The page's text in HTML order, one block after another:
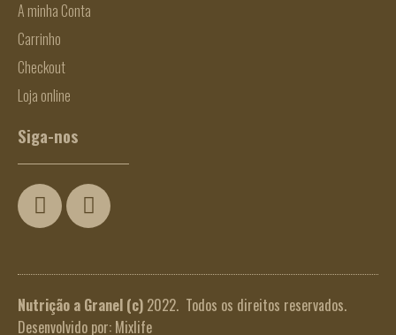
A minha Conta
Carrinho
Checkout
Loja online
Siga-nos
Nutrição a Granel (c) 2022. Todos os direitos reservados.
Desenvolvido por: Mixlife